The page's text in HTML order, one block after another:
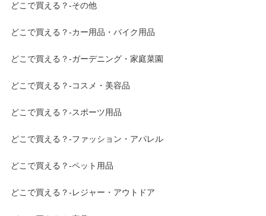
どこで買える？-その他
どこで買える？-カー用品・バイク用品
どこで買える？-ガーデニング・家庭菜園
どこで買える？-コスメ・美容品
どこで買える？-スポーツ用品
どこで買える？-ファッション・アパレル
どこで買える？-ペット用品
どこで買える？-レジャー・アウトドア